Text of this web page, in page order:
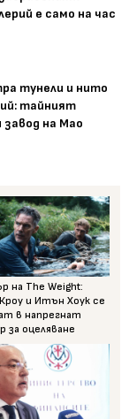
е само на час
тунели и нито
тайният
на Мао
на The Weight:
и Итън Хоук се
в напрегнат
за оцеляване